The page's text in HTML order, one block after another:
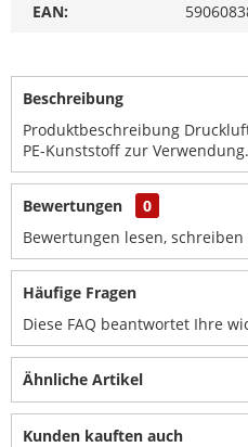
EAN:
Beschreibung
Produktbeschreibung
PE-Kunststoff zur
Bewertungen
0
Bewertungen lesen,
Häufige Fragen
Diese FAQ beantwortet Ihre
Ähnliche Artikel
Kunden kauften auch